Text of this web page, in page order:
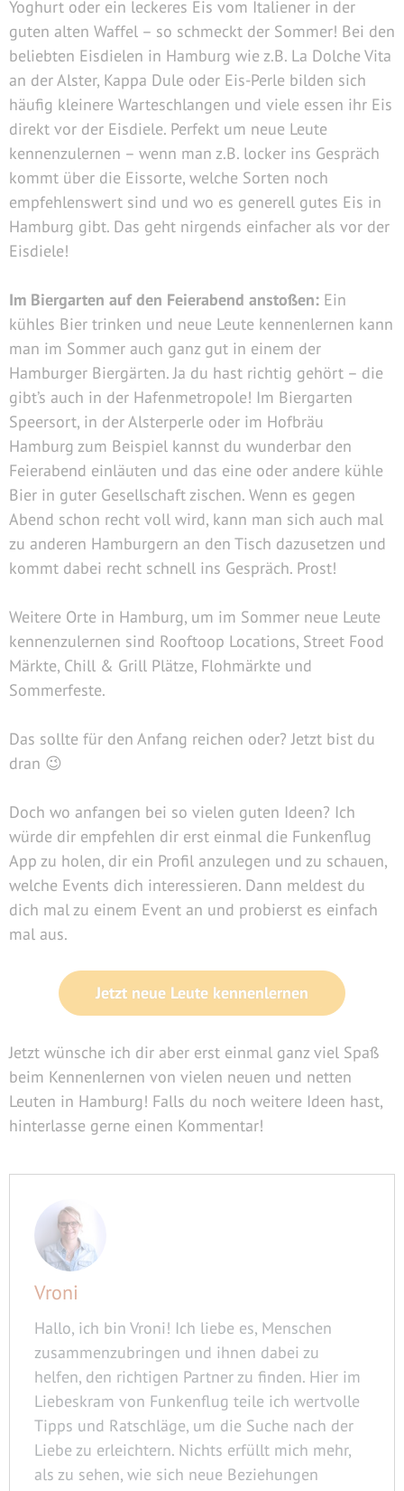
Yoghurt oder ein leckeres Eis vom Italiener in der
guten alten Waffel – so schmeckt der Sommer! Bei den
beliebten Eisdielen in Hamburg wie z.B. La Dolche Vita
an der Alster, Kappa Dule oder Eis-Perle bilden sich
häufig kleinere Warteschlangen und viele essen ihr Eis
direkt vor der Eisdiele. Perfekt um neue Leute
kennenzulernen – wenn man z.B. locker ins Gespräch
kommt über die Eissorte, welche Sorten noch
empfehlenswert sind und wo es generell gutes Eis in
Hamburg gibt. Das geht nirgends einfacher als vor der
Eisdiele!
Im Biergarten auf den Feierabend anstoßen: Ein
kühles Bier trinken und neue Leute kennenlernen kann
man im Sommer auch ganz gut in einem der
Hamburger Biergärten. Ja du hast richtig gehört – die
gibt’s auch in der Hafenmetropole! Im Biergarten
Speersort, in der Alsterperle oder im Hofbräu
Hamburg zum Beispiel kannst du wunderbar den
Feierabend einläuten und das eine oder andere kühle
Bier in guter Gesellschaft zischen. Wenn es gegen
Abend schon recht voll wird, kann man sich auch mal
zu anderen Hamburgern an den Tisch dazusetzen und
kommt dabei recht schnell ins Gespräch. Prost!
Weitere Orte in Hamburg, um im Sommer neue Leute
kennenzulernen sind Rooftoop Locations, Street Food
Märkte, Chill & Grill Plätze, Flohmärkte und
Sommerfeste.
Das sollte für den Anfang reichen oder? Jetzt bist du
dran 😉
Doch wo anfangen bei so vielen guten Ideen? Ich
würde dir empfehlen dir erst einmal die Funkenflug
App zu holen, dir ein Profil anzulegen und zu schauen,
welche Events dich interessieren. Dann meldest du
dich mal zu einem Event an und probierst es einfach
mal aus.
Jetzt neue Leute kennenlernen
Jetzt wünsche ich dir aber erst einmal ganz viel Spaß
beim Kennenlernen von vielen neuen und netten
Leuten in Hamburg! Falls du noch weitere Ideen hast,
hinterlasse gerne einen Kommentar!
Vroni
Hallo, ich bin Vroni! Ich liebe es, Menschen
zusammenzubringen und ihnen dabei zu
helfen, den richtigen Partner zu finden. Hier im
Liebeskram von Funkenflug teile ich wertvolle
Tipps und Ratschläge, um die Suche nach der
Liebe zu erleichtern. Nichts erfüllt mich mehr,
als zu sehen, wie sich neue Beziehungen